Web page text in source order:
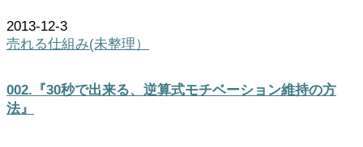
2013-12-3
売れる仕組み(未整理）
002.『30秒で出来る、逆算式モチベーション維持の方
法』